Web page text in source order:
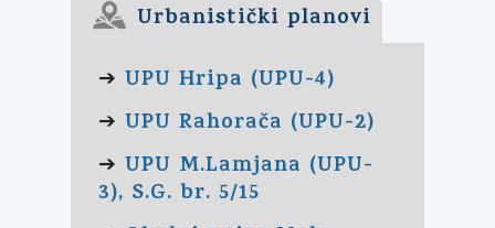
Urbanistički planovi
➔ UPU Hripa (UPU-4)
➔ UPU Rahorača (UPU-2)
➔ UPU M.Lamjana (UPU-
3), S.G. br. 5/15